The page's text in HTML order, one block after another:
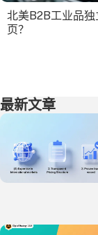
北美B2B工业品
页？
最新文章